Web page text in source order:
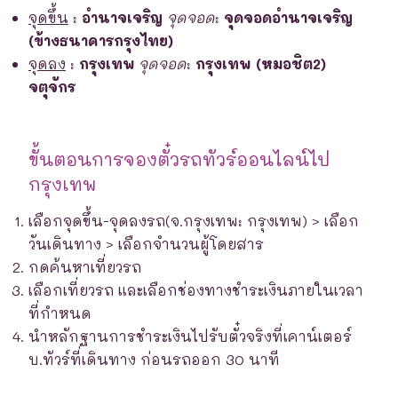
จุดขึ้น : อำนาจเจริญ จุดจอด: จุดจอดอำนาจเจริญ
(ข้างธนาคารกรุงไทย)
จุดลง : กรุงเทพ จุดจอด: กรุงเทพ (หมอชิต2)
จตุจักร
ขั้นตอนการจองตั๋วรถทัวร์ออนไลน์ไป
กรุงเทพ
เลือกจุดขึ้น-จุดลงรถ(จ.กรุงเทพ: กรุงเทพ) > เลือก
วันเดินทาง > เลือกจำนวนผู้โดยสาร
กดค้นหาเที่ยวรถ
เลือกเที่ยวรถ และเลือกช่องทางชำระเงินภายในเวลา
ที่กำหนด
นำหลักฐานการชำระเงินไปรับตั๋วจริงที่เคาน์เตอร์
บ.ทัวร์ที่เดินทาง ก่อนรถออก 30 นาที